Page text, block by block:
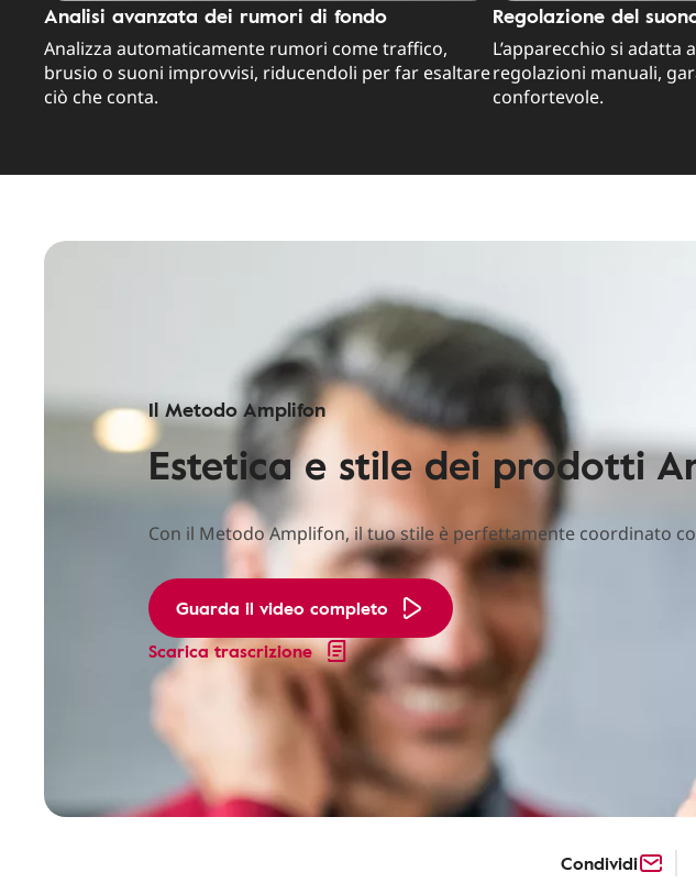
Analisi avanzata dei rumori di fondo
Analizza automaticamente rumori come traffico,
brusio o suoni improvvisi, riducendoli per far esaltare
ciò che conta.
Regolazione del
L’apparecchio si adatta
regolazioni manuali,
confortevole.
Il Metodo Amplifon
Estetica e stile dei prodotti
Con il Metodo Amplifon, il tuo stile è perfettamente coordinato
Guarda il video completo
Scarica trascrizione
Condividi